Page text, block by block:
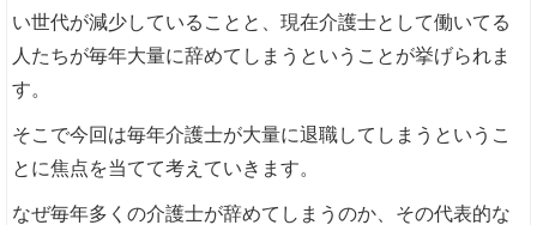
い世代が減少していることと、現在介護士として働いてる
人たちが毎年大量に辞めてしまうということが挙げられま
す。
そこで今回は毎年介護士が大量に退職してしまうというこ
とに焦点を当てて考えていきます。
なぜ毎年多くの介護士が辞めてしまうのか、その代表的な